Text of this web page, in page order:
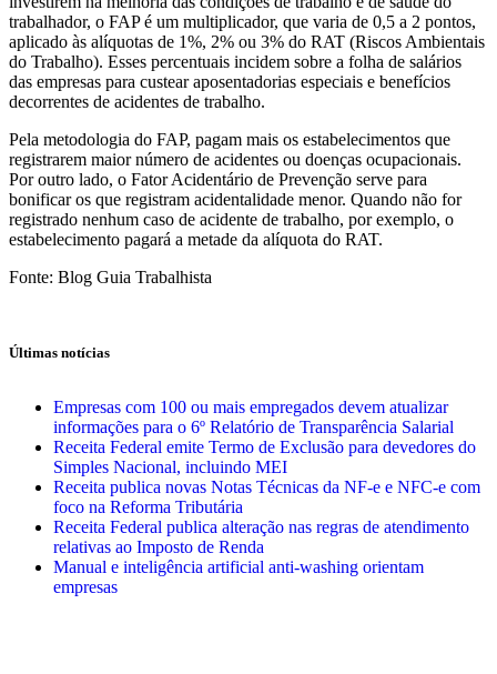
trabalhador, o FAP é um multiplicador, que varia de 0,5 a 2 pontos,
aplicado às alíquotas de 1%, 2% ou 3% do RAT (Riscos Ambientais
do Trabalho). Esses percentuais incidem sobre a folha de salários
das empresas para custear aposentadorias especiais e benefícios
decorrentes de acidentes de trabalho.
Pela metodologia do FAP, pagam mais os estabelecimentos que
registrarem maior número de acidentes ou doenças ocupacionais.
Por outro lado, o Fator Acidentário de Prevenção serve para
bonificar os que registram acidentalidade menor. Quando não for
registrado nenhum caso de acidente de trabalho, por exemplo, o
estabelecimento pagará a metade da alíquota do RAT.
Fonte: Blog Guia Trabalhista
Últimas notícias
Empresas com 100 ou mais empregados devem atualizar
informações para o 6º Relatório de Transparência Salarial
Receita Federal emite Termo de Exclusão para devedores do
Simples Nacional, incluindo MEI
Receita publica novas Notas Técnicas da NF-e e NFC-e com
foco na Reforma Tributária
Receita Federal publica alteração nas regras de atendimento
relativas ao Imposto de Renda
Manual e inteligência artificial anti-washing orientam
empresas